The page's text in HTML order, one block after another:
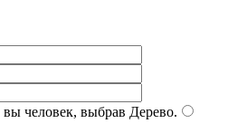
человек, выбрав Дерево.